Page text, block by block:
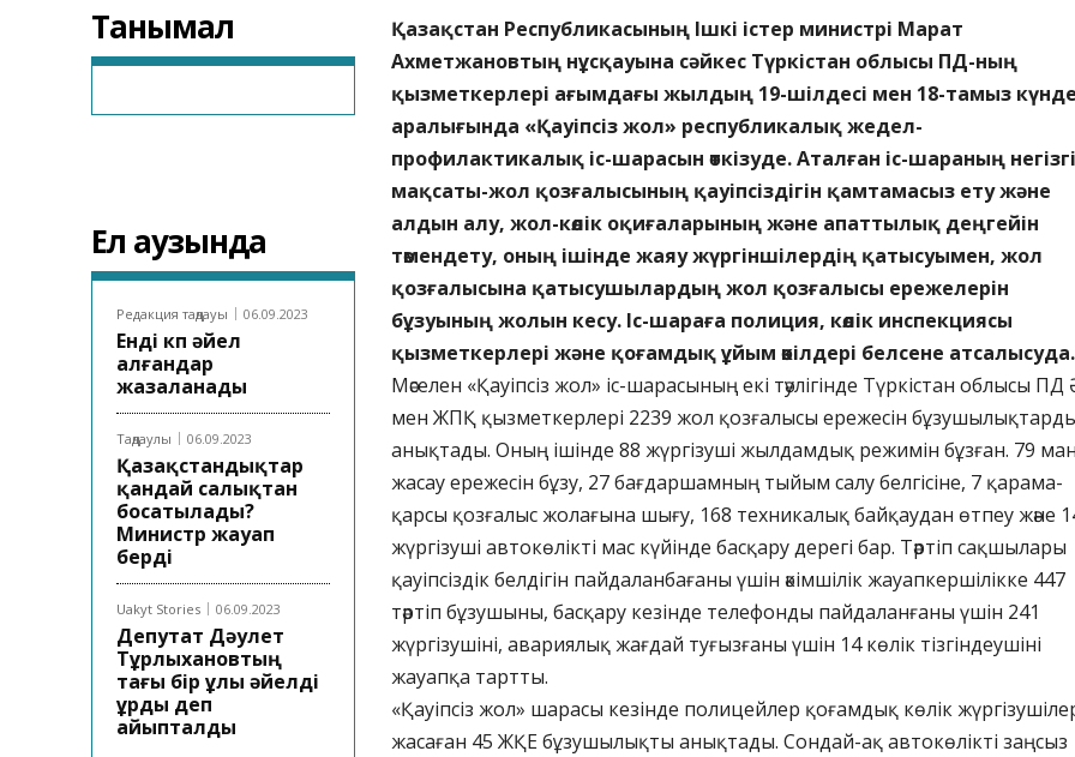
Танымал
Ел аузында
Редакция таңдауы 06.09.2023
Енді көп әйел
алғандар
жазаланады
Таңдаулы 06.09.2023
Қазақстандықтар
қандай салықтан
босатылады?
Министр жауап
берді
Uakyt Stories 06.09.2023
Депутат Дәулет
Тұрлыхановтың
тағы бір ұлы әйелді
ұрды деп
айыпталды
Қазақстан Республикасының Ішкі істер министрі Марат
Ахметжановтың нұсқауына сәйкес Түркістан облысы ПД-ның
қызметкерлері ағымдағы жылдың 19-шілдесі мен 18-тамыз
аралығында «Қауіпсіз жол» республикалық жедел-
профилактикалық іс-шарасын өткізуде. Аталған іс-шараның негізгі
мақсаты-жол қозғалысының қауіпсіздігін қамтамасыз ету және
алдын алу, жол-көлік оқиғаларының және апаттылық деңгейін
төмендету, оның ішінде жаяу жүргіншілердің қатысуымен, жол
қозғалысына қатысушылардың жол қозғалысы ережелерін
бұзуының жолын кесу. Іс-шараға полиция, көлік инспекциясы
қызметкерлері және қоғамдық ұйым өкілдері белсене атсалысуда.
Мәселен «Қауіпсіз жол» іс-шарасының екі тәулігінде Түркістан облысы
мен ЖПҚ қызметкерлері 2239 жол қозғалысы ережесін
анықтады. Оның ішінде 88 жүргізуші жылдамдық режимін бұзған. 79
жасау ережесін бұзу, 27 бағдаршамның тыйым салу белгісіне, 7 қарама-
қарсы қозғалыс жолағына шығу, 168 техникалық байқаудан өтпеу және
жүргізуші автокөлікті мас күйінде басқару дерегі бар. Тәртіп сақшылары
қауіпсіздік белдігін пайдаланбағаны үшін әкімшілік жауапкершілікке 447
тәртіп бұзушыны, басқару кезінде телефонды пайдаланғаны үшін 241
жүргізушіні, авариялық жағдай туғызғаны үшін 14 көлік тізгіндеушіні
жауапқа тартты.
«Қауіпсіз жол» шарасы кезінде полицейлер қоғамдық көлік
жасаған 45 ЖҚЕ бұзушылықты анықтады. Сондай-ақ автокөлікті заңсыз